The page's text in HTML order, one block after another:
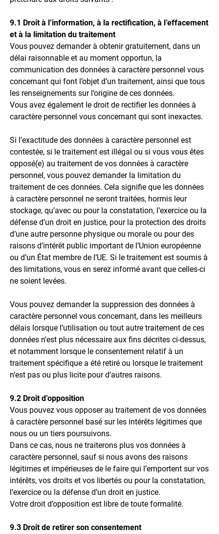
9.1 Droit à l’information, à la rectification, à l’effacement
et à la limitation du traitement
Vous pouvez demander à obtenir gratuitement, dans un
délai raisonnable et au moment opportun, la
communication des données à caractère personnel vous
concernant qui font l’objet d’un traitement, ainsi que tous
les renseignements sur l’origine de ces données.
Vous avez également le droit de rectifier les données à
caractère personnel vous concernant qui sont inexactes.
Si l’exactitude des données à caractère personnel est
contestée, si le traitement est illégal ou si vous vous êtes
opposé(e) au traitement de vos données à caractère
personnel, vous pouvez demander la limitation du
traitement de ces données. Cela signifie que les données
à caractère personnel ne seront traitées, hormis leur
stockage, qu’avec ou pour la constatation, l’exercice ou la
défense d’un droit en justice, pour la protection des droits
d’une autre personne physique ou morale ou pour des
raisons d’intérêt public important de l’Union européenne
ou d’un État membre de l’UE. Si le traitement est soumis à
des limitations, vous en serez informé avant que celles-ci
ne soient levées.
Vous pouvez demander la suppression des données à
caractère personnel vous concernant, dans les meilleurs
délais lorsque l’utilisation ou tout autre traitement de ces
données n’est plus nécessaire aux fins décrites ci-dessus,
et notamment lorsque le consentement relatif à un
traitement spécifique a été retiré ou lorsque le traitement
n’est pas ou plus licite pour d’autres raisons.
9.2 Droit d’opposition
Vous pouvez vous opposer au traitement de vos données
à caractère personnel basé sur les intérêts légitimes que
nous ou un tiers poursuivons.
Dans ce cas, nous ne traiterons plus vos données à
caractère personnel, sauf si nous avons des raisons
légitimes et impérieuses de le faire qui l’emportent sur vos
intérêts, vos droits et vos libertés ou pour la constatation,
l’exercice ou la défense d’un droit en justice.
Votre droit d’opposition est libre de toute formalité.
9.3 Droit de retirer son consentement